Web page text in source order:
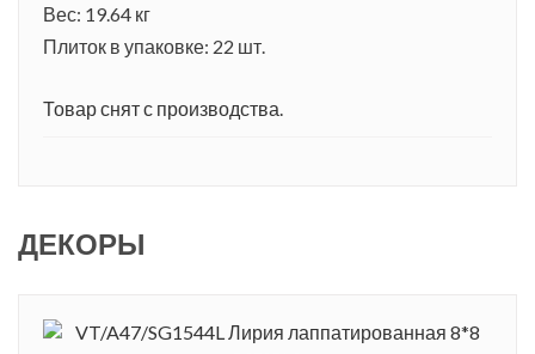
Вес: 19.64 кг
Плиток в упаковке: 22 шт.
Товар снят с производства.
ДЕКОРЫ